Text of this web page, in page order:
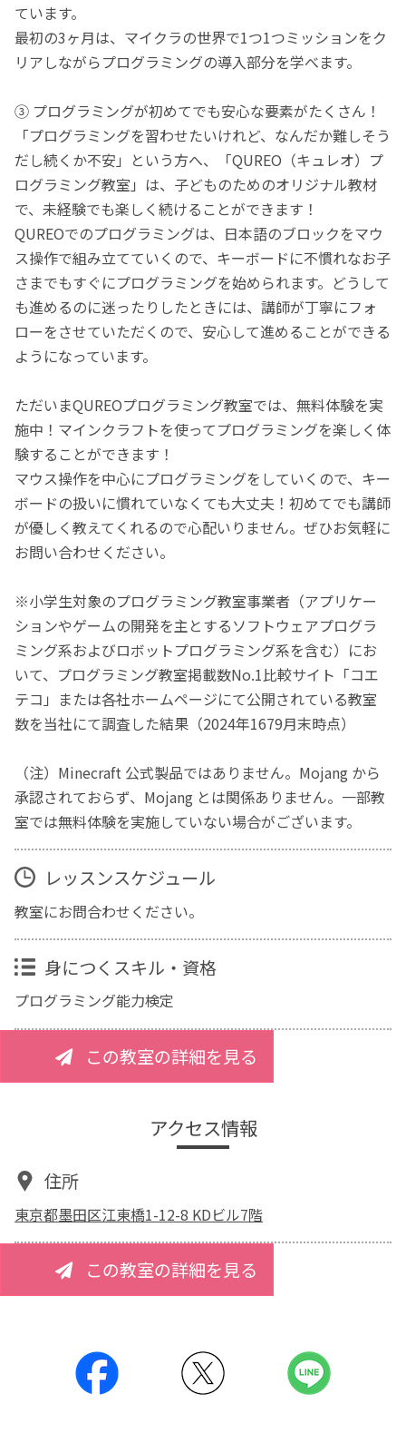
ています。
最初の3ヶ月は、マイクラの世界で1つ1つミッションをク
リアしながらプログラミングの導入部分を学べます。
③ プログラミングが初めてでも安心な要素がたくさん！
「プログラミングを習わせたいけれど、なんだか難しそう
だし続くか不安」という方へ、「QUREO（キュレオ）プ
ログラミング教室」は、子どものためのオリジナル教材
で、未経験でも楽しく続けることができます！
QUREOでのプログラミングは、日本語のブロックをマウ
ス操作で組み立てていくので、キーボードに不慣れなお子
さまでもすぐにプログラミングを始められます。どうして
も進めるのに迷ったりしたときには、講師が丁寧にフォ
ローをさせていただくので、安心して進めることができる
ようになっています。
ただいまQUREOプログラミング教室では、無料体験を実
施中！マインクラフトを使ってプログラミングを楽しく体
験することができます！
マウス操作を中心にプログラミングをしていくので、キー
ボードの扱いに慣れていなくても大丈夫！初めてでも講師
が優しく教えてくれるので心配いりません。ぜひお気軽に
お問い合わせください。
※小学生対象のプログラミング教室事業者（アプリケー
ションやゲームの開発を主とするソフトウェアプログラ
ミング系およびロボットプログラミング系を含む）にお
いて、プログラミング教室掲載数No.1比較サイト「コエ
テコ」または各社ホームページにて公開されている教室
数を当社にて調査した結果（2024年1679月末時点）
（注）Minecraft 公式製品ではありません。Mojang から
承認されておらず、Mojang とは関係ありません。一部教
室では無料体験を実施していない場合がございます。
レッスンスケジュール
教室にお問合わせください。
身につくスキル・資格
プログラミング能力検定
この教室の詳細を見る
アクセス情報
住所
東京都墨田区江東橋1-12-8 KDビル7階
この教室の詳細を見る